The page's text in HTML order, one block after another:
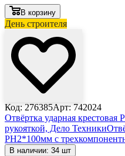
В корзину
День строителя
Код: 276385Арт: 742024
Отвёртка ударная
рукояткой, Дело Техники
PH2*100мм с
В наличии: 34 шт